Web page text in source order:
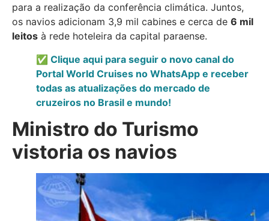
para a realização da conferência climática. Juntos,
os navios adicionam 3,9 mil cabines e cerca de 6 mil
leitos à rede hoteleira da capital paraense.
✅ Clique aqui para seguir o novo canal do
Portal World Cruises no WhatsApp e receber
todas as atualizações do mercado de
cruzeiros no Brasil e mundo!
Ministro do Turismo
vistoria os navios